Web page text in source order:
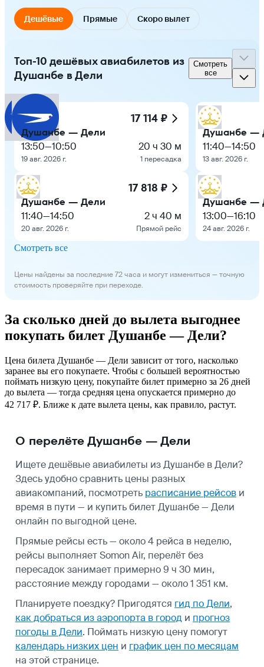
Дешёвые Прямые Скоро вылет
Топ-10 дешёвых авиабилетов из
Душанбе в Дели
Смотреть
все
17 114 ₽
Душанбе — Дели
13:50—10:50
19 авг. 2026 г.
20 ч 30 м
1 пересадка
17 818 ₽
Душанбе — Дели
11:40—14:50
20 авг. 2026 г.
2 ч 40 м
Прямой рейс
Душанбе —
11:40—14:50
13 авг. 2026 г.
Душанбе —
13:00—16:10
24 авг. 2026 г.
Смотреть все
Цены найдены за последние 72 часа и могут измениться — точную
стоимость проверяйте при переходе.
За сколько дней до вылета выгоднее
покупать билет Душанбе — Дели?
Цена билета Душанбе — Дели зависит от того, насколько
заранее вы его покупаете. Чтобы с большей вероятностью
поймать низкую цену, покупайте билет примерно за 26 дней
до вылета — тогда средняя цена опускается примерно до
42 717 ₽. Ближе к дате вылета цены, как правило, растут.
О перелёте Душанбе — Дели
Ищете дешёвые авиабилеты из Душанбе в Дели?
Здесь удобно сравнить цены разных
авиакомпаний, посмотреть расписание рейсов и
время в пути — и купить билет Душанбе — Дели
онлайн по выгодной цене.
Прямые рейсы есть — около 4 рейса в неделю,
рейсы выполняет Somon Air, перелёт без
пересадок занимает примерно 9 ч 30 мин,
расстояние между городами — около 1 351 км.
Планируете поездку? Пригодятся гид по Дели,
как добраться из аэропорта в город и прогноз
погоды в Дели. Поймать низкую цену помогут
календарь низких цен и график цен по месяцам
на этой странице.